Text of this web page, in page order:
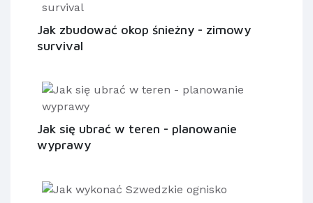
Jak zbudować okop śnieżny - zimowy
survival
Jak się ubrać w teren - planowanie
wyprawy